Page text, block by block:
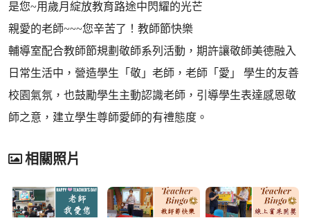
是您~用歲月綻放教育路途中閃耀的光芒
親愛的老師~~~您辛苦了！教師節快樂
輔導室配合教師節規劃敬師系列活動，期許讓敬師美德融入
日常生活中，營造學生「敬」老師，老師「愛」 學生的友善
校園氣氛，也鼓勵學生主動認識老師，引導學生表達感恩敬
師之意，建立學生尊師愛師的有禮態度。
相關照片